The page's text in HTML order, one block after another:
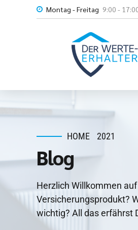
Montag - Freitag 9:00 -
HOME 2021
Blog
Herzlich Willkommen
Versicherungsprodukt?
wichtig? All das erfährst